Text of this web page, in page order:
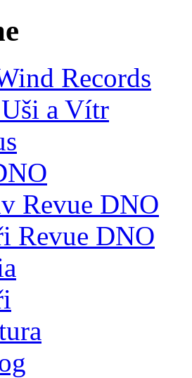
Records
a Vítr
Revue DNO
Revue DNO